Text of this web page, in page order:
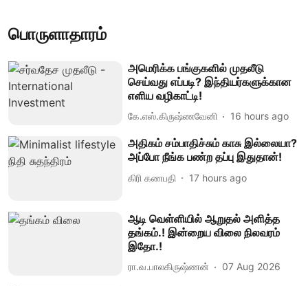
பொருளாதாரம்
அமெரிக்க பங்குகளில் முதலீடு
செய்வது எப்படி? இந்தியர்களுக்கான
எளிய வழிகாட்டி!
கே.எஸ்.கிருஷ்ணவேனி 16 hours ago
அதிகம் சம்பாதிச்சும் காசு இல்லையா?
அப்போ நீங்க பண்ற தப்பு இதுதான்!
கிரி கணபதி 17 hours ago
ஆடி வெள்ளியில் ஆறுதல் அளித்த
தங்கம்.! இன்றைய விலை நிலவரம்
இதோ.!
ரா.வ.பாலகிருஷ்ணன் 07 Aug 2026